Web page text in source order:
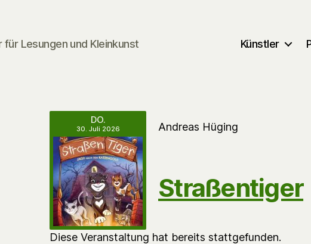
für Lesungen und Kleinkunst Künstler
DO.
30. Juli 2026 Andreas Hüging
Straßentiger
Diese Veranstaltung hat bereits stattgefunden.